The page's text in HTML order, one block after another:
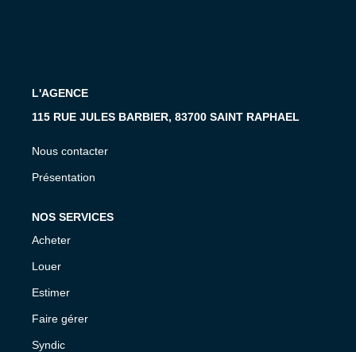
L'AGENCE
115 RUE JULES BARBIER, 83700 SAINT RAPHAEL
Nous contacter
Présentation
NOS SERVICES
Acheter
Louer
Estimer
Faire gérer
Syndic